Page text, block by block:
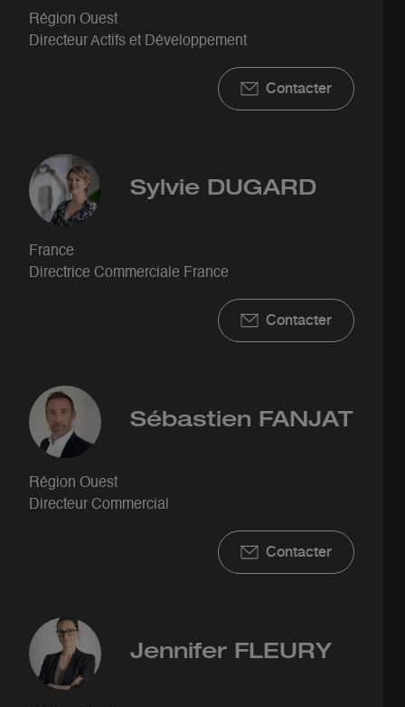
Région Ouest
Directeur Actifs et Développement
Contacter
Sylvie DUGARD
France
Directrice Commerciale France
Contacter
Sébastien FANJAT
Région Ouest
Directeur Commercial
Contacter
Jennifer FLEURY